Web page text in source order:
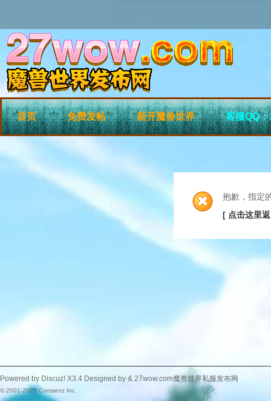
首页 免费发帖 新开魔兽世界 客服QQ
抱歉，指定
[ 点击这里
Powered by Discuz! X3.4 Designed by & 27wow.com魔兽世界私服发布网
© 2001-2025Comsenz Inc.